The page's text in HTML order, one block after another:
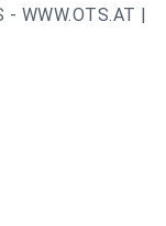
- WWW.OTS.AT |